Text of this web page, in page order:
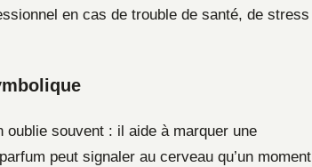
en cas de trouble de santé, de stress
oublie souvent : il aide à marquer une
peut signaler au cerveau qu’un moment